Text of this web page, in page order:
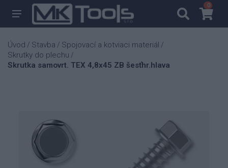
00
Úvod / Stavba / Spojovací a kotviaci materiál /
Skrutky do plechu /
Skrutka samovrt. TEX 4,8x45 ZB šesťhr.hlava